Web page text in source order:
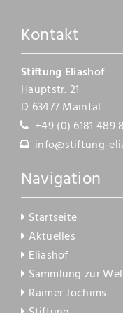
Kontakt
Stiftung Eliashof
Hauptstr. 21
D 63477 Maintal
+49 (0) 6181 489
info@stiftung-
Navigation
Startseite
Aktuelles
Eliashof
Sammlung zur
Raimer Jochims